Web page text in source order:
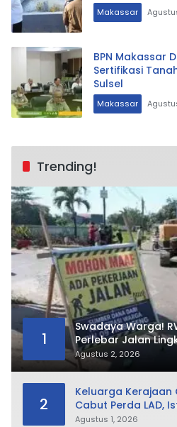
Makassar
BPN Makassar
Sertifikasi
Sulsel
Makassar
Trending!
1
Swadaya Warga!
Perlebar Jalan
Tak Hanya Fokus
Agustus 2, 2026
2
Keluarga Kerajaan
Cabut Perda LAD,
Diminta
Agustus 1, 2026